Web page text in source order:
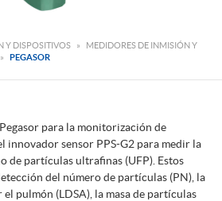
Y DISPOSITIVOS »
MEDIDORES DE INMISIÓN Y
» PEGASOR
para la monitorización de
innovador sensor PPS-G2 para medir la
de partículas ultrafinas (UFP). Estos
del número de partículas (PN), la
pulmón (LDSA), la masa de partículas